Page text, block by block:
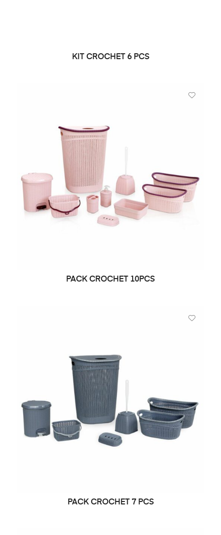
KIT CROCHET 6 PCS
PACK CROCHET 10PCS
PACK CROCHET 7 PCS